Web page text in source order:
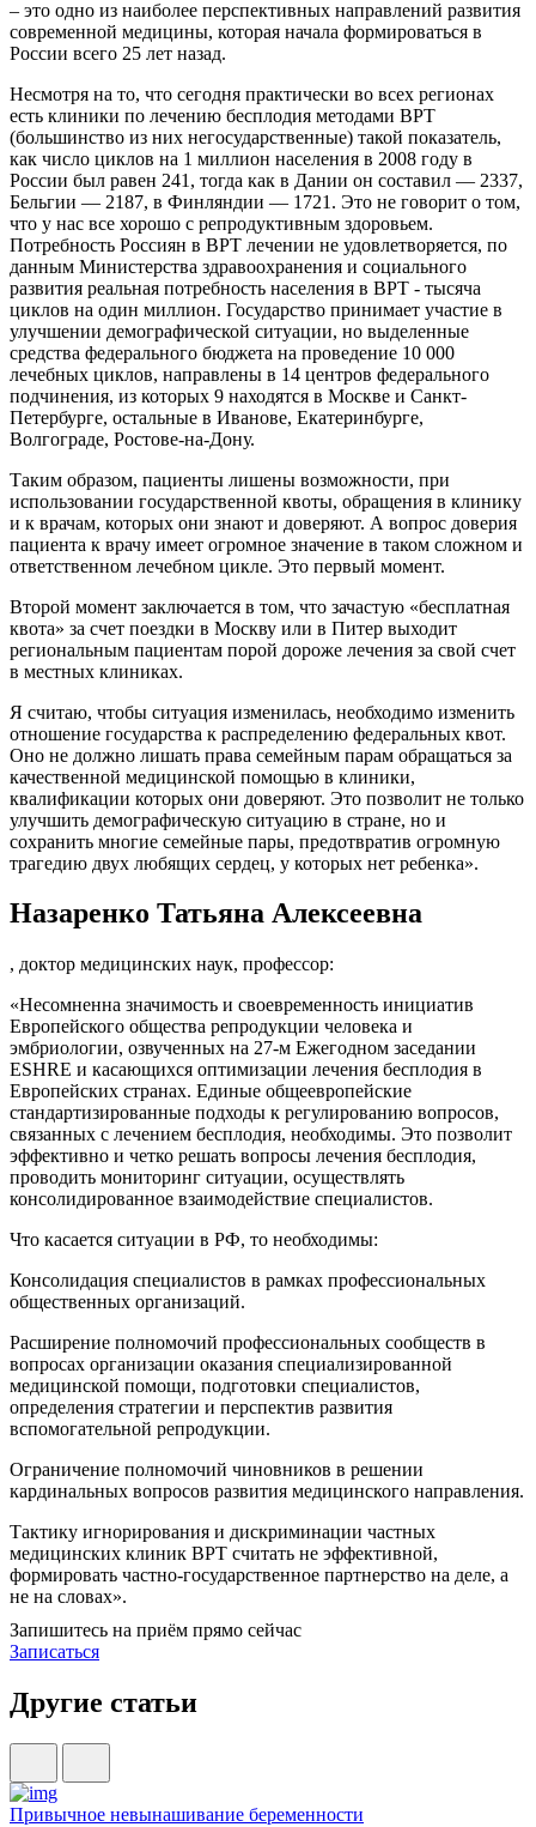
– это одно из наиболее перспективных направлений развития
современной медицины, которая начала формироваться в
России всего 25 лет назад.
Несмотря на то, что сегодня практически во всех регионах
есть клиники по лечению бесплодия методами ВРТ
(большинство из них негосударственные) такой показатель,
как число циклов на 1 миллион населения в 2008 году в
России был равен 241, тогда как в Дании он составил — 2337,
Бельгии — 2187, в Финляндии — 1721. Это не говорит о том,
что у нас все хорошо с репродуктивным здоровьем.
Потребность Россиян в ВРТ лечении не удовлетворяется, по
данным Министерства здравоохранения и социального
развития реальная потребность населения в ВРТ - тысяча
циклов на один миллион. Государство принимает участие в
улучшении демографической ситуации, но выделенные
средства федерального бюджета на проведение 10 000
лечебных циклов, направлены в 14 центров федерального
подчинения, из которых 9 находятся в Москве и Санкт-
Петербурге, остальные в Иванове, Екатеринбурге,
Волгограде, Ростове-на-Дону.
Таким образом, пациенты лишены возможности, при
использовании государственной квоты, обращения в клинику
и к врачам, которых они знают и доверяют. А вопрос доверия
пациента к врачу имеет огромное значение в таком сложном и
ответственном лечебном цикле. Это первый момент.
Второй момент заключается в том, что зачастую «бесплатная
квота» за счет поездки в Москву или в Питер выходит
региональным пациентам порой дороже лечения за свой счет
в местных клиниках.
Я считаю, чтобы ситуация изменилась, необходимо изменить
отношение государства к распределению федеральных квот.
Оно не должно лишать права семейным парам обращаться за
качественной медицинской помощью в клиники,
квалификации которых они доверяют. Это позволит не только
улучшить демографическую ситуацию в стране, но и
сохранить многие семейные пары, предотвратив огромную
трагедию двух любящих сердец, у которых нет ребенка».
Назаренко Татьяна Алексеевна
, доктор медицинских наук, профессор:
«Несомненна значимость и своевременность инициатив
Европейского общества репродукции человека и
эмбриологии, озвученных на 27-м Ежегодном заседании
ESHRE и касающихся оптимизации лечения бесплодия в
Европейских странах. Единые общеевропейские
стандартизированные подходы к регулированию вопросов,
связанных с лечением бесплодия, необходимы. Это позволит
эффективно и четко решать вопросы лечения бесплодия,
проводить мониторинг ситуации, осуществлять
консолидированное взаимодействие специалистов.
Что касается ситуации в РФ, то необходимы:
Консолидация специалистов в рамках профессиональных
общественных организаций.
Расширение полномочий профессиональных сообществ в
вопросах организации оказания специализированной
медицинской помощи, подготовки специалистов,
определения стратегии и перспектив развития
вспомогательной репродукции.
Ограничение полномочий чиновников в решении
кардинальных вопросов развития медицинского направления.
Тактику игнорирования и дискриминации частных
медицинских клиник ВРТ считать не эффективной,
формировать частно-государственное партнерство на деле, а
не на словах».
Запишитесь на приём прямо сейчас
Записаться
Другие статьи
Привычное невынашивание беременности